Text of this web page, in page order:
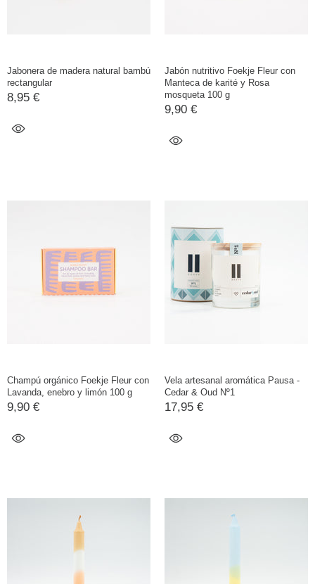
Jabonera de madera natural bambú
rectangular
8,95 €
Jabón nutritivo Foekje Fleur con
Manteca de karité y Rosa
mosqueta 100 g
9,90 €
Champú orgánico Foekje Fleur con
Lavanda, enebro y limón 100 g
9,90 €
Vela artesanal aromática Pausa -
Cedar & Oud Nº1
17,95 €